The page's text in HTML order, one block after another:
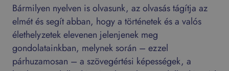
Bármilyen nyelven is olvasunk, az olvasás tágítja az
elmét és segít abban, hogy a történetek és a valós
élethelyzetek elevenen jelenjenek meg
gondolatainkban, melynek során – ezzel
párhuzamosan – a szövegértési képességek, a